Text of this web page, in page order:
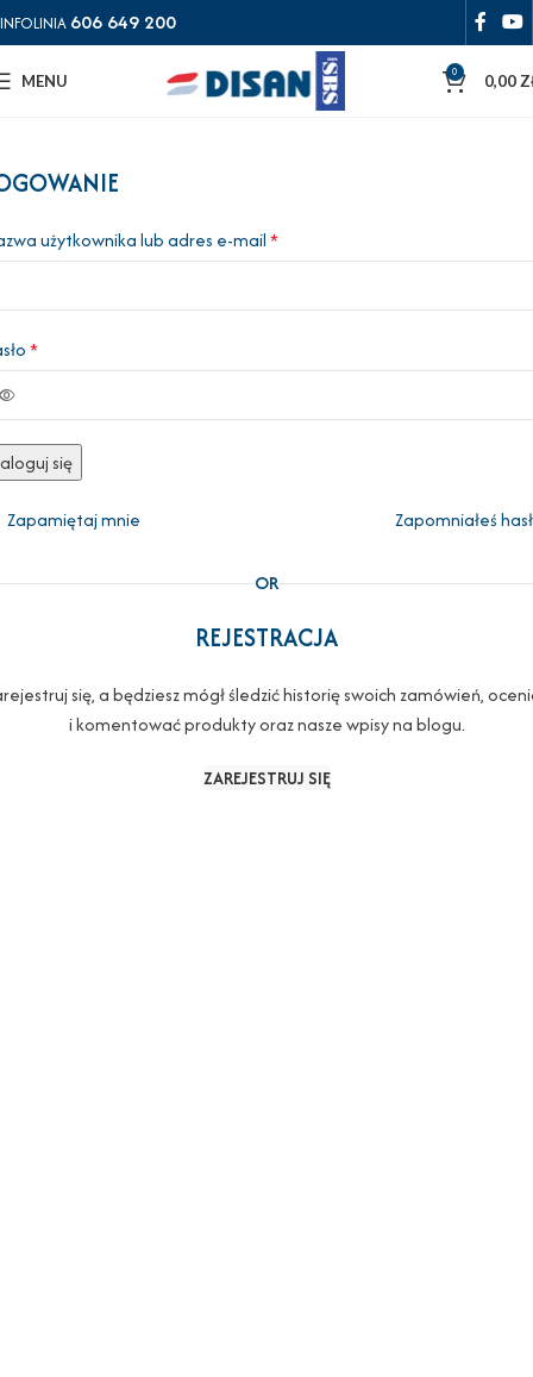
INFOLINIA 606 649 200
MENU 0 0,00
użytkownika lub adres e-mail*
*
się
Zapomniałeś
Zapamiętaj mnie
OR
REJESTRACJA
się, a będziesz mógł śledzić historię swoich zamówień,
i komentować produkty oraz nasze wpisy na blogu.
ZAREJESTRUJ SIĘ